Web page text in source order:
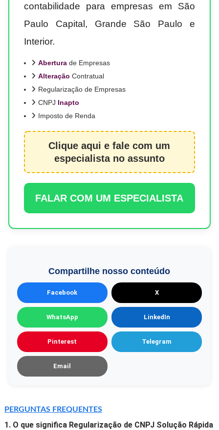
contabilidade para empresas em São
Paulo Capital, Grande São Paulo e
Interior.
Aberturade Empresas
Alteração Contratual
Regularização de Empresas
CNPJ Inapto
Imposto de Renda
Clique aqui e fale com um
especialista no assunto
FALAR COM UM ESPECIALISTA
Compartilhe nosso conteúdo
Facebook X
WhatsApp LinkedIn
Pinterest Telegram
Email
PERGUNTAS FREQUENTES
1. O que significa Regularização de CNPJ Solução Rápida